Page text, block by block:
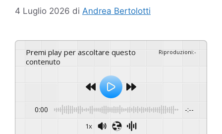
4 Luglio 2026 di Andrea Bertolotti
Premi play per ascoltare questo
contenuto
Riproduzioni:-
0:00 -:--
1x